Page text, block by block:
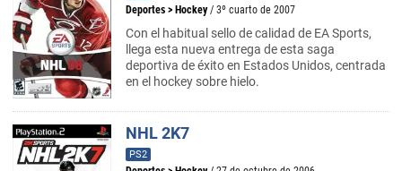
Deportes > Hockey / 3º cuarto de 2007
Con el habitual sello de calidad de EA Sports,
llega esta nueva entrega de esta saga
deportiva de éxito en Estados Unidos, centrada
en el hockey sobre hielo.
NHL 2K7
PS2